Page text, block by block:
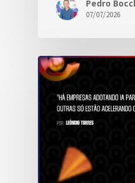
Pedro
07/07/2026